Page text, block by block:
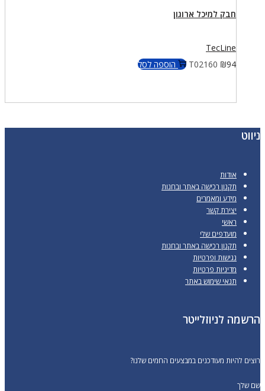
חבק למיכל ארוגון
TecLine
T02160 ₪94 הוספה לסל
ניווט
אודות
תקנון רכישה באתר ובחנות
מידע ומאמרים
יצירת קשר
ראשי
מועדפים שלי
תקנון רכישה באתר ובחנות
נגישות ופרטיות
מדיניות פרטיות
תנאי שימוש באתר
הרשמה לניוזלייטר
רוצים להיות מעודכנים במבצעים החמים שלנו?
שם שלך